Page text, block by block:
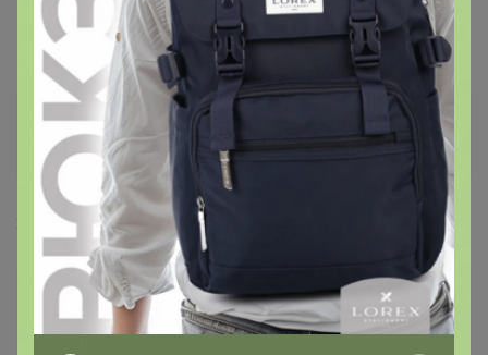
Клюююква
Любитель СП
21 июня, 2016 22:42
Клюююква,
1. форму необходимо заполнять, если Вы заказ